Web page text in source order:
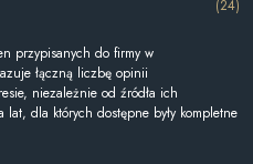
(24)
przypisanych do firmy w
łączną liczbę opinii
niezależnie od źródła ich
dla których dostępne były kompletne